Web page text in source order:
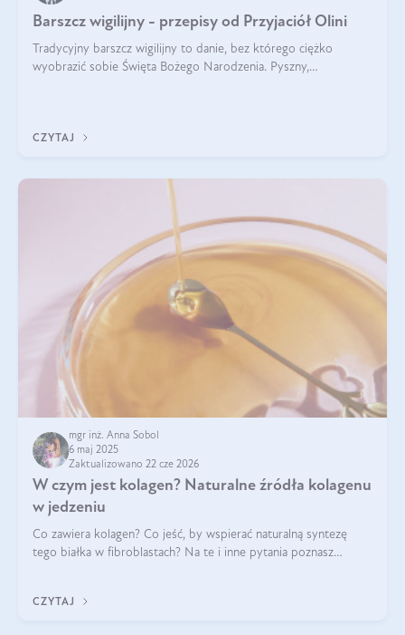
Barszcz wigilijny - przepisy od Przyjaciół Olini
Tradycyjny barszcz wigilijny to danie, bez którego ciężko
wyobrazić sobie Święta Bożego Narodzenia. Pyszny,
CZYTAJ
mgr inż. Anna Sobol
6 maj 2025
Zaktualizowano 22 cze 2026
W czym jest kolagen? Naturalne źródła kolagenu
w jedzeniu
Co zawiera kolagen? Co jeść, by wspierać naturalną syntezę
tego białka w fibroblastach? Na te i inne pytania poznasz
CZYTAJ